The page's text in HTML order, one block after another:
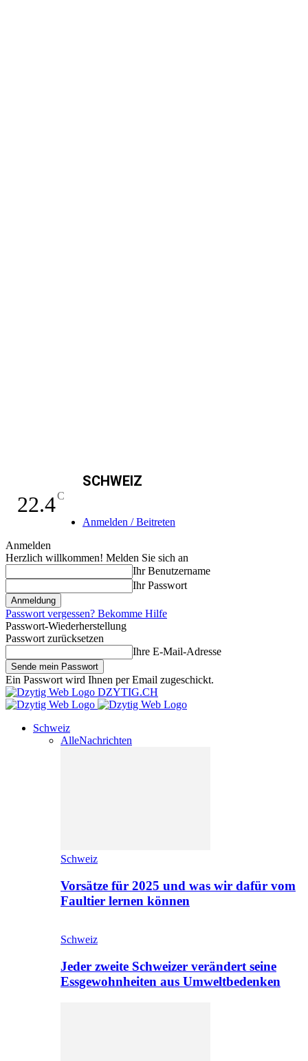
22.4C
SCHWEIZ
Anmelden / Beitreten
Anmelden
Herzlich willkommen! Melden Sie sich an
Ihr Benutzername
Ihr Passwort
Passwort vergessen? Bekomme Hilfe
Passwort-Wiederherstellung
Passwort zurücksetzen
Ihre E-Mail-Adresse
Ein Passwort wird Ihnen per Email zugeschickt.
DZYTIG.CH
Schweiz
AlleNachrichten
Schweiz
Vorsätze für 2025 und was wir dafür vom
Faultier lernen können
Schweiz
Jeder zweite Schweizer verändert seine
Essgewohnheiten aus Umweltbedenken